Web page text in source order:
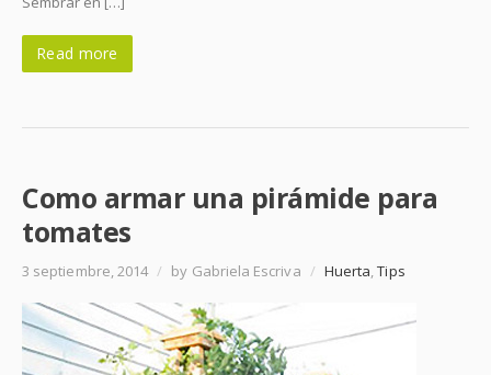
Read more
Como armar una pirámide para
tomates
3 septiembre, 2014 / by Gabriela Escriva / Huerta,Tips